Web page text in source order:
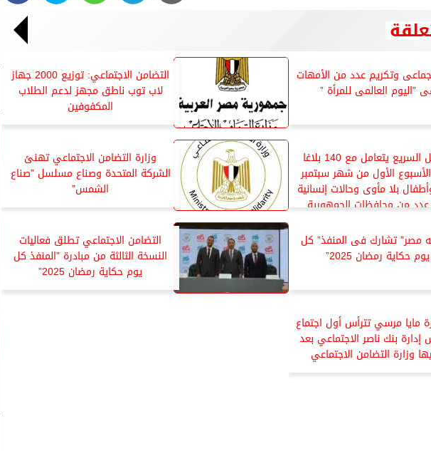
وتكريم عدد من الأمهات
”اليوم العالمى للمرأة ”
التضامن الاجتماعي: توزيع 2000 جهاز
لاب توب ناطق مجهز لدعم الطلاب
المكفوفين
التدخل السريع يتعامل مع 140 بلاغا
الأول من شهر سبتمبر
بلا مأوى وحالات إنسانية
من محافظات الجمهورية
وزارة التضامن الاجتماعي تهنئ
الشركة المتحدة وصناع مسلسل ”صناع
الشمس”
مصر” تشارك فى المنفذ” كل
يوم حكاية رمضان 2025”
التضامن الاجتماعي تطلق فعاليات
النسخة الثالثة من مبادرة ”المنفذ كل
يوم حكاية رمضان 2025”
مايا مرسي تترأس أول اجتماع
إدارة بنك ناصر الاجتماعي بعد
وزارة التضامن الاجتماعي